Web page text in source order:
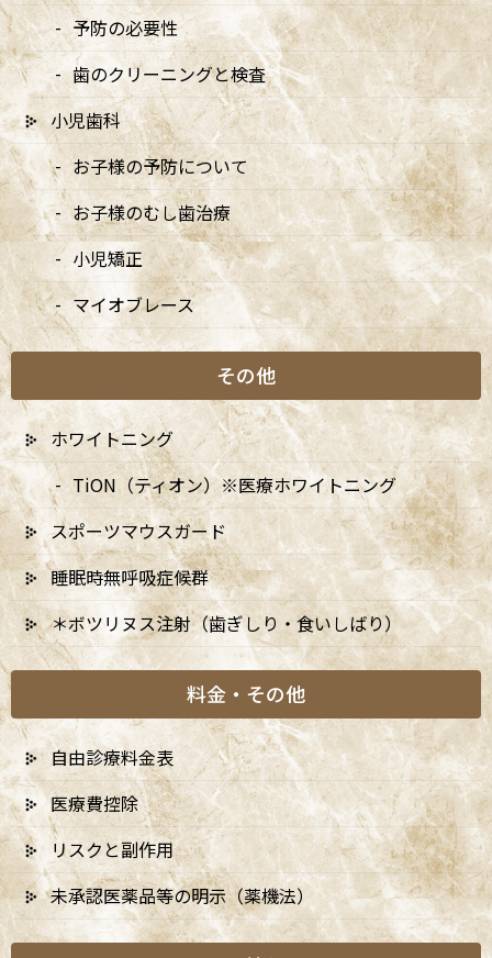
〒166-0004 東京都杉並区阿佐谷南3-37-14 第二北原ビル3階
JR中央線(快速)「阿佐ケ谷駅」徒歩0分 / JR中央/総武線「阿佐ケ
谷駅」徒歩0分 / 東京メトロ丸ノ内線「南阿佐ケ谷駅」徒歩8分
TEL： 03-6915-1315
診療時間 月 火 水 木 土
日
9:00-13:00
● ▲ ● ● ● ●
★
14:00-18:00
● ▲ ● ● ● ● ★
★…ご予約状況により診療を行わせて頂きます。
※休診日：火曜（9月より月2回）・日曜・祝日
▲…2025年9月より第2火曜日、第4火曜日は診療日となりま
予防の必要性
歯のクリーニングと検査
小児歯科
お子様の予防について
お子様のむし歯治療
小児矯正
マイオブレース
その他
ホワイトニング
TiON（ティオン）※医療ホワイトニング
スポーツマウスガード
睡眠時無呼吸症候群
＊ボツリヌス注射（歯ぎしり・食いしばり）
料金・その他
自由診療料金表
医療費控除
リスクと副作用
未承認医薬品等の明示（薬機法）